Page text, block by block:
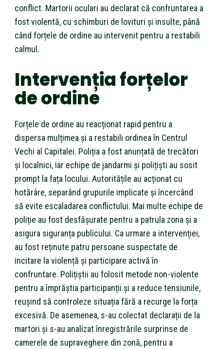
conflict. Martorii oculari au declarat că confruntarea a
fost violentă, cu schimburi de lovituri și insulte, până
când forțele de ordine au intervenit pentru a restabili
calmul.
Intervenția forțelor
de ordine
Forțele de ordine au reacționat rapid pentru a
dispersa mulțimea și a restabili ordinea în Centrul
Vechi al Capitalei. Poliția a fost anunțată de trecători
și localnici, iar echipe de jandarmi și polițiști au sosit
prompt la fața locului. Autoritățile au acționat cu
hotărâre, separând grupurile implicate și încercând
să evite escaladarea conflictului. Mai multe echipe de
poliție au fost desfășurate pentru a patrula zona și a
asigura siguranța publicului. Ca urmare a intervenției,
au fost reținute patru persoane suspectate de
incitare la violență și participare activă în
confruntare. Polițiștii au folosit metode non-violente
pentru a împrăștia participanții și a reduce tensiunile,
reușind să controleze situația fără a recurge la forța
excesivă. De asemenea, s-au colectat declarații de la
martori și s-au analizat înregistrările surprinse de
camerele de supraveghere din zonă, pentru a